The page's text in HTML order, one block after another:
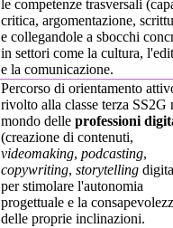
le competenze trasversali
critica, argomentazione,
e collegandole a sbocchi
in settori come la cultura,
e la comunicazione.
Percorso di orientamento
rivolto alla classe terza SS2G
mondo delle professioni
(creazione di contenuti,
videomaking, podcasting,
copywriting, storytelling
per stimolare l'autonomia
progettuale e la
delle proprie inclinazioni.